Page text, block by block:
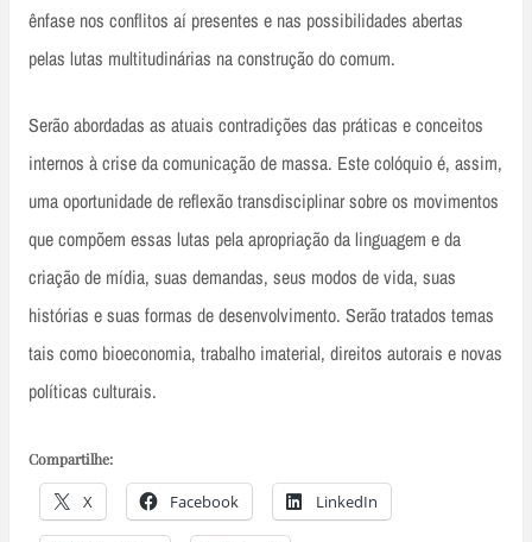
ênfase nos conflitos aí presentes e nas possibilidades abertas
pelas lutas multitudinárias na construção do comum.
Serão abordadas as atuais contradições das práticas e conceitos
internos à crise da comunicação de massa. Este colóquio é, assim,
uma oportunidade de reflexão transdisciplinar sobre os movimentos
que compõem essas lutas pela apropriação da linguagem e da
criação de mídia, suas demandas, seus modos de vida, suas
histórias e suas formas de desenvolvimento. Serão tratados temas
tais como bioeconomia, trabalho imaterial, direitos autorais e novas
políticas culturais.
Compartilhe:
X Facebook LinkedIn